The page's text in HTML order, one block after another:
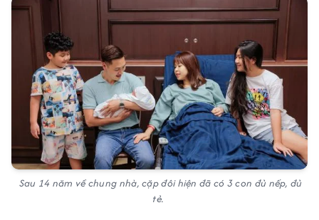
Sau 14 năm về chung nhà, cặp đôi hiện đã có 3 con đủ nếp, đủ
tẻ.